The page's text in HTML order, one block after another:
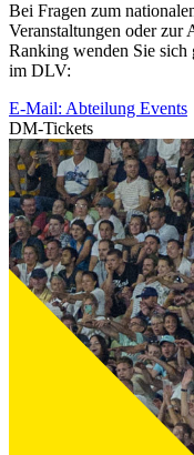
Bei Fragen zum
Veranstaltungen oder zur
Ranking wenden Sie
im DLV:
E-Mail: Abteilung Events
DM-Tickets